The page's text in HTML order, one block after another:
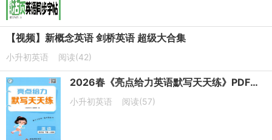
【视频】新概念英语 剑桥英语 超级大合集
小升初英语 阅读(42)
2026春《亮点给力英语默写天天练》PDF电子版下载
小升初英语 阅读(57)